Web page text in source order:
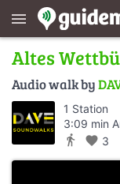
menu
Altes
Audio walk by
1 Station
3:09 min
directions_walk favorite 3